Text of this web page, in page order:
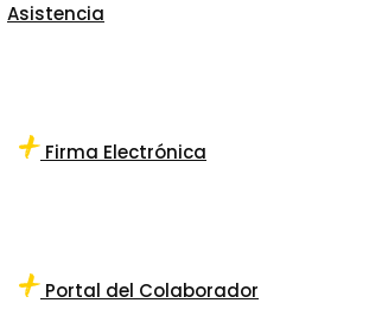
Asistencia
Firma Electrónica
Portal del Colaborador